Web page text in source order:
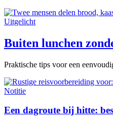
Uitgelicht
Buiten lunchen
Praktische tips voor een
Notitie
Een dagroute bij hitte: